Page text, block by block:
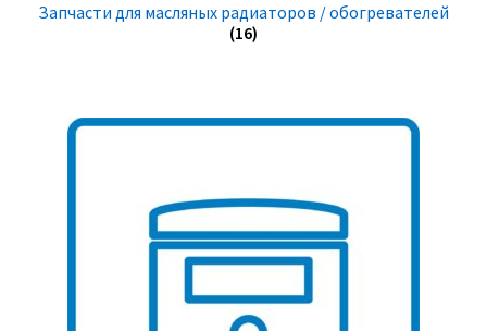
Запчасти для масляных радиаторов / обогревателей
(16)